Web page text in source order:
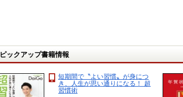
ピックアップ書籍情報
短期間で〝よい習慣〟が身につ
き、人生が思い通りになる！ 超
習慣術